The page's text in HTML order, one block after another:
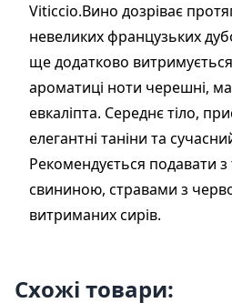
Viticcio.Вино дозріває
невеликих французьких
ще додатково
ароматиці ноти черешні,
евкаліпта. Середнє тіло,
елегантні таніни та
Рекомендується подавати
свининою, стравами з
витриманих сирів.
Схожі товари: